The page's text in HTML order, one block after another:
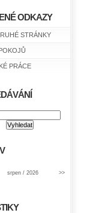
ODKAZY
STRÁNKY
PRÁCE
srpen / 2026 >>